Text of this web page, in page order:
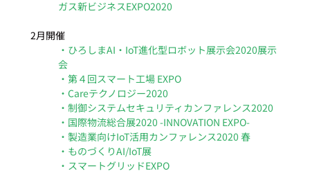
ガス新ビジネスEXPO2020
2月開催
・ひろしまAI・IoT進化型ロボット展示会2020展示
会
・第４回スマート工場 EXPO
・Careテクノロジー2020
・制御システムセキュリティカンファレンス2020
・国際物流総合展2020 -INNOVATION EXPO-
・製造業向けIoT活用カンファレンス2020 春
・ものづくりAI/IoT展
・スマートグリッドEXPO